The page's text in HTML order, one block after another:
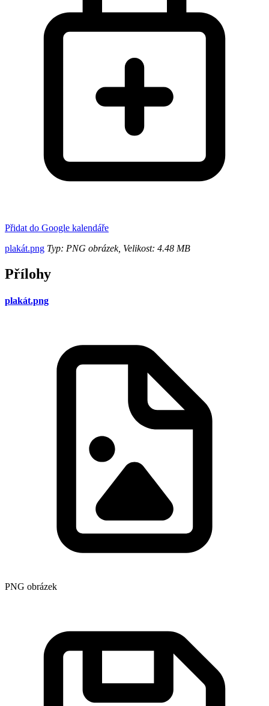
Přidat do Google kalendáře
plakát.png Typ: PNG obrázek, Velikost: 4.48 MB
Přílohy
plakát.png
PNG obrázek